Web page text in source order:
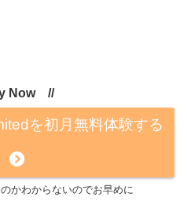
Now //
を初月無料体験する
かわからないのでお早めに